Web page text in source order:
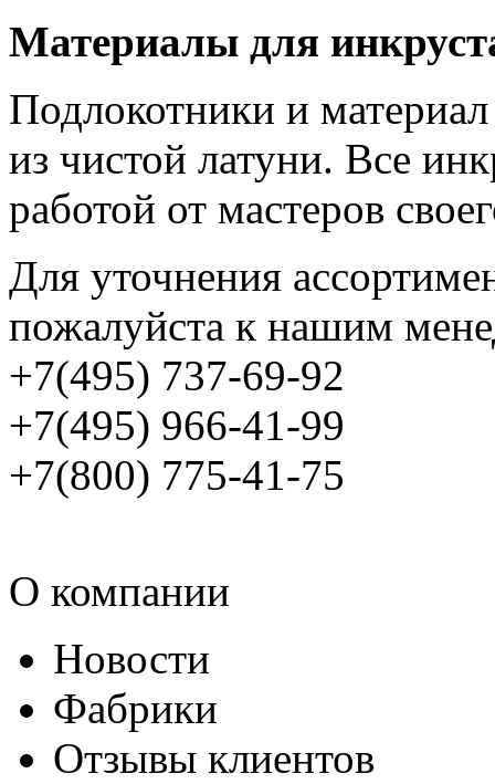
Материалы для
Подлокотники и
из чистой латуни. Все
работой от мастеров
Для уточнения
пожалуйста к нашим
+7(495) 737-69-92
+7(495) 966-41-99
+7(800) 775-41-75
О компании
Новости
Фабрики
Отзывы клиентов